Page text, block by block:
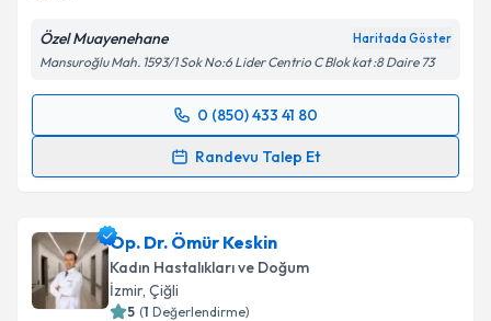
kapsamda işlenmesini kabul ediyorum.
Takvim Talebini Gönder
Özel Muayenehane Haritada Göster
Mansuroğlu Mah. 1593/1 Sok No:6 Lider Centrio C Blok kat :8 Daire 73
0 (850) 433 41 80
Randevu Talep Et
Randevu Takvimi Talebi
için bir takvim hazırlandığında e-posta ile
bilgilendireceğiz.
E-posta Adresiniz
Op. Dr. Ömür Keskin
Kadın Hastalıkları ve Doğum
İzmir, Çiğli
5 (1 Değerlendirme)